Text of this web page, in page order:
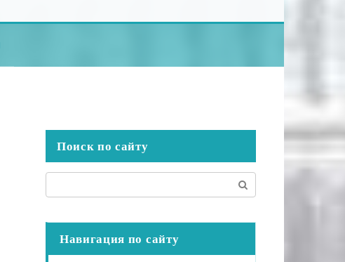
Поиск по сайту
Навигация по сайту